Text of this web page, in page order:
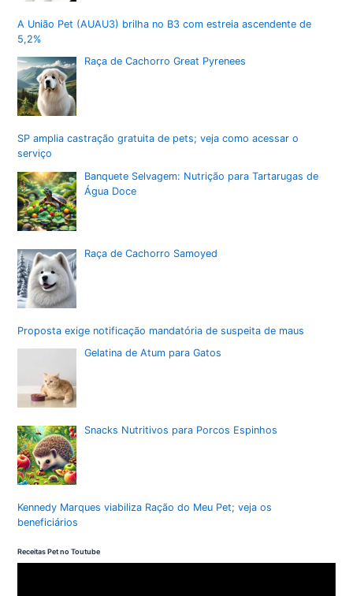
A União Pet (AUAU3) brilha no B3 com estreia ascendente de
5,2%
Raça de Cachorro Great Pyrenees
SP amplia castração gratuita de pets; veja como acessar o
serviço
Banquete Selvagem: Nutrição para Tartarugas de
Água Doce
Raça de Cachorro Samoyed
Proposta exige notificação mandatória de suspeita de maus
Gelatina de Atum para Gatos
Snacks Nutritivos para Porcos Espinhos
Kennedy Marques viabiliza Ração do Meu Pet; veja os
beneficiários
Receitas Pet no Toutube